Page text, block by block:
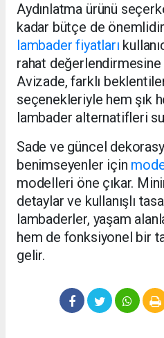
Aydınlatma ürünü
kadar bütçe de
lambader fiyatları
rahat değerlendirmesine
Avizade, farklı
seçenekleriyle hem şık
lambader alternatifleri
Sade ve güncel
benimseyenler için
modelleri öne çıkar.
detaylar ve kullanışlı
lambaderler, yaşam
hem de fonksiyonel bir
gelir.